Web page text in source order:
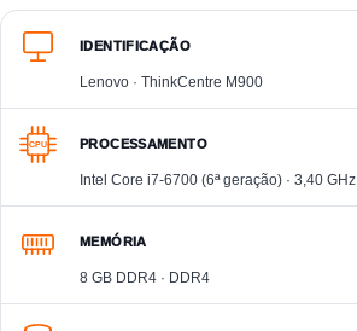
IDENTIFICAÇÃO
Lenovo · ThinkCentre M900
CPU PROCESSAMENTO
Intel Core i7-6700 (6ª geração) · 3,40 GHz
MEMÓRIA
8 GB DDR4 · DDR4